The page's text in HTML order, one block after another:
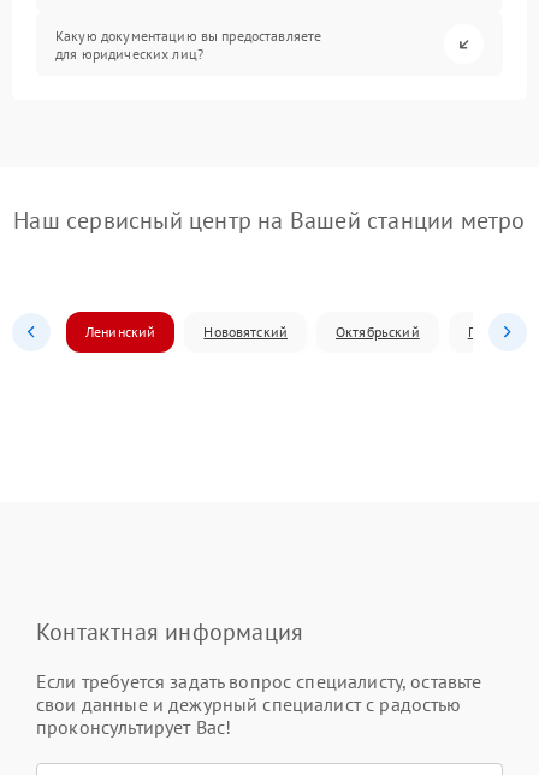
Какую документацию вы предоставляете
для юридических лиц?
Наш сервисный центр на Вашей станции метро
Ленинский Нововятский Октябрьский
Контактная информация
Если требуется задать вопрос специалисту, оставьте
свои данные и дежурный специалист с радостью
проконсультирует Вас!